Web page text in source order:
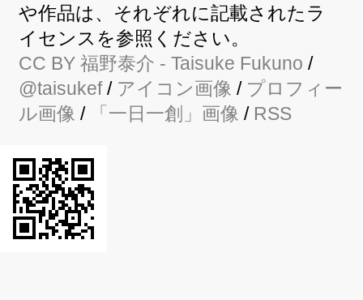
や作品は、それぞれに記載されたラ
イセンスを参照ください。
CC BY 福野泰介 - Taisuke Fukuno /
@taisukef/ アイコン画像 / プロフィー
ル画像 / 「一日一創」画像 / RSS